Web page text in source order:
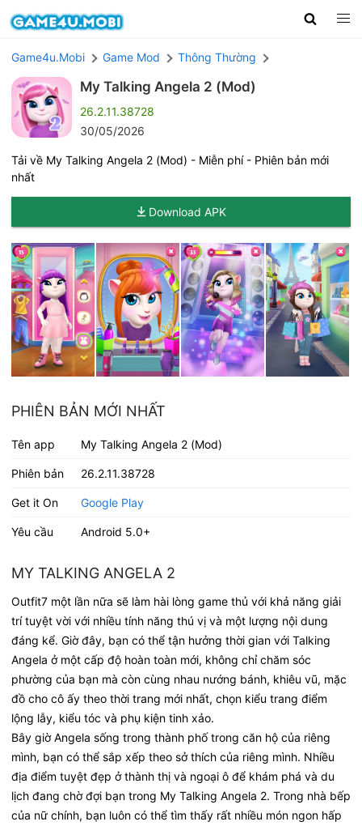
Game4u.Mobi Game Mod Thông Thường
My Talking Angela 2 (Mod)
26.2.11.38728
30/05/2026
Tải về My Talking Angela 2 (Mod) - Miễn phí - Phiên bản mới
nhất
Download APK
PHIÊN BẢN MỚI NHẤT
Tên app My Talking Angela 2 (Mod)
Phiên bản 26.2.11.38728
Get it On Google Play
Yêu cầu Android 5.0+
MY TALKING ANGELA 2
Outfit7 một lần nữa sẽ làm hài lòng game thủ với khả năng giải
trí tuyệt vời với nhiều tính năng thú vị và một lượng nội dung
đáng kể. Giờ đây, bạn có thể tận hưởng thời gian với Talking
Angela ở một cấp độ hoàn toàn mới, không chỉ chăm sóc
phường của bạn mà còn cùng nhau nướng bánh, khiêu vũ, mặc
đồ cho cô ấy theo thời trang mới nhất, chọn kiểu trang điểm
lộng lẫy, kiểu tóc và phụ kiện tinh xảo.
Bây giờ Angela sống trong thành phố trong căn hộ của riêng
mình, bạn có thể sắp xếp theo sở thích của riêng mình. Nhiều
địa điểm tuyệt đẹp ở thành thị và ngoại ô để khám phá và du
lịch đang chờ đợi bạn trong My Talking Angela 2. Trong nhà bếp
của nữ chính, bạn luôn có thể tìm thấy rất nhiều món ngon hấp